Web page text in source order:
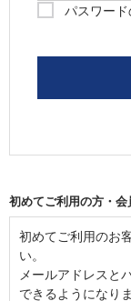
パスワー
初めてご利用の方・
初めてご利用のお
い。
メールアドレスと
できるようになりま